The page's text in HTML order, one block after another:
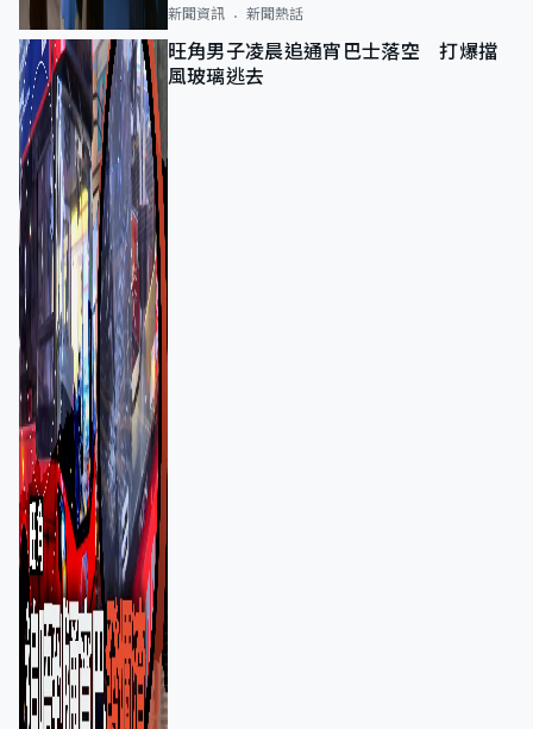
新聞資訊 新聞熱話
旺角男子凌晨追通宵巴士落空 打爆擋
風玻璃逃去